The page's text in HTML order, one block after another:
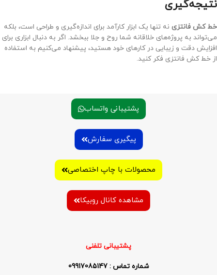
نتیجه‌گیری
خط کش فانتزی نه تنها یک ابزار کارآمد برای اندازه‌گیری و طراحی است، بلکه
می‌تواند به پروژه‌های خلاقانه شما روح و جلا ببخشد. اگر به دنبال ابزاری برای
افزایش دقت و زیبایی در کارهای خود هستید، پیشنهاد می‌کنیم به استفاده
از خط کش فانتزی فکر کنید.
پشتیبانی واتساب
پیگیری سفارش
محصولات با چاپ اختصاصی
مشاهده کانال روبیکا
پشتیبانی تلفنی
شماره تماس : 09917085147